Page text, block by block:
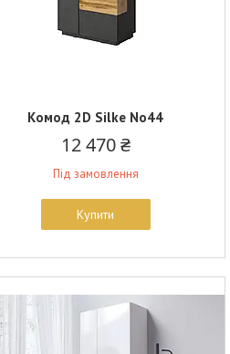
Комод 2D Silke No44
12 470 ₴
Під замовлення
Купити